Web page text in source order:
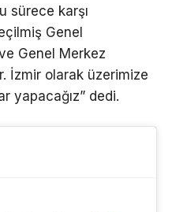
sürece karşı
Genel
Genel Merkez
İzmir olarak üzerimize
yapacağız” dedi.